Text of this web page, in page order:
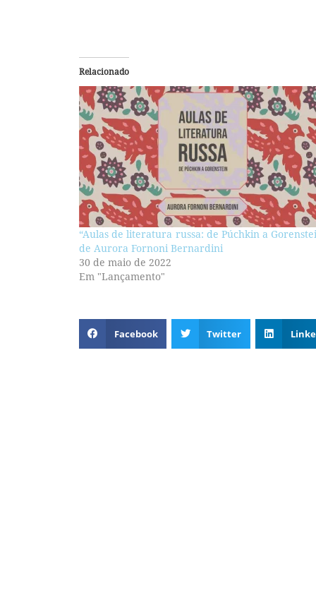
Relacionado
“Aulas de literatura russa: de Púchkin a
de Aurora Fornoni Bernardini
30 de maio de 2022
Em "Lançamento"
Facebook Twitter